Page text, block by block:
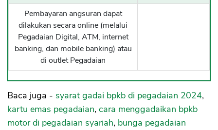
Pembayaran angsuran dapat
dilakukan secara online (melalui
Pegadaian Digital, ATM, internet
banking, dan mobile banking) atau
di outlet Pegadaian
Baca juga - syarat gadai bpkb di pegadaian 2024,
kartu emas pegadaian, cara menggadaikan bpkb
motor di pegadaian syariah, bunga pegadaian